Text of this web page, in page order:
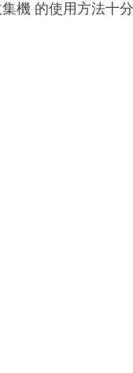
機 的使用方法十